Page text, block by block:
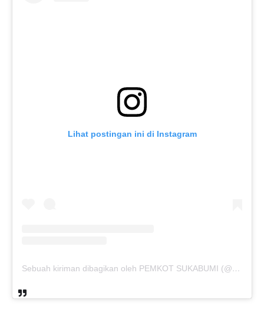
Lihat postingan ini di Instagram
Sebuah kiriman dibagikan oleh PEMKOT SUKABUMI (@pemkotsukabumi_)